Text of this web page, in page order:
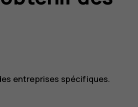
entreprises spécifiques.